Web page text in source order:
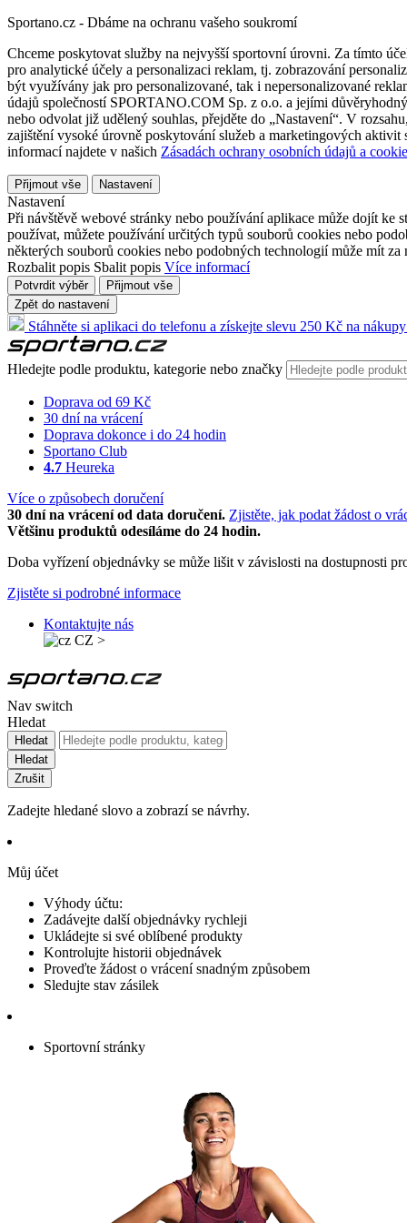
Sportano.cz - Dbáme na ochranu vašeho soukromí
Chceme poskytovat služby na nejvyšší sportovní úrovni. Za tímto
pro analytické účely a personalizaci reklam, tj. zobrazování
být využívány jak pro personalizované, tak i nepersonalizované
údajů společností SPORTANO.COM Sp. z o.o. a jejími
nebo odvolat již udělený souhlas, přejděte do „Nastavení“. V
zajištění vysoké úrovně poskytování služeb a marketingových
informací najdete v našich Zásadách ochrany osobních údajů a
Přijmout vše Nastavení
Nastavení
Při návštěvě webové stránky nebo používání aplikace může dojít ke
používat, můžete používání určitých typů souborů cookies nebo
některých souborů cookies nebo podobných technologií může mít
Rozbalit popis Sbalit popis Více informací
Potvrdit výběr
Přijmout vše
Zpět do nastavení
Stáhněte si aplikaci do telefonu a získejte slevu 250 Kč na
Hledejte podle produktu, kategorie nebo značky
Doprava od 69 Kč
30 dní na vrácení
Doprava dokonce i do 24 hodin
Sportano Club
4.7 Heureka
Více o způsobech doručení
30 dní na vrácení od data doručení. Zjistěte, jak podat žádost o
Většinu produktů odesíláme do 24 hodin.
Doba vyřízení objednávky se může lišit v závislosti na dostupnosti
Zjistěte si podrobné informace
Kontaktujte nás
CZ >
Nav switch
Hledat
Hledat
Hledat
Zrušit
Zadejte hledané slovo a zobrazí se návrhy.
Můj účet
Výhody účtu:
Zadávejte další objednávky rychleji
Ukládejte si své oblíbené produkty
Kontrolujte historii objednávek
Proveďte žádost o vrácení snadným způsobem
Sledujte stav zásilek
Sportovní stránky